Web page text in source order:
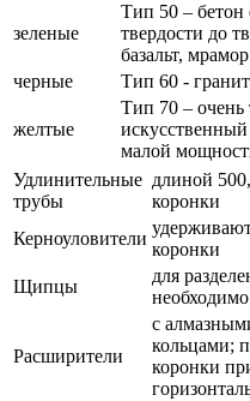
зеленые
Тип 50 – бетон
твердости до
базальт, мрамор
черные
Тип 60 - гранит
желтые
Тип 70 – очень
малой
Удлинительные
трубы
длиной
коронки
Керноуловители
коронки
Щипцы
для
Расширители
с
кольцами;
коронки